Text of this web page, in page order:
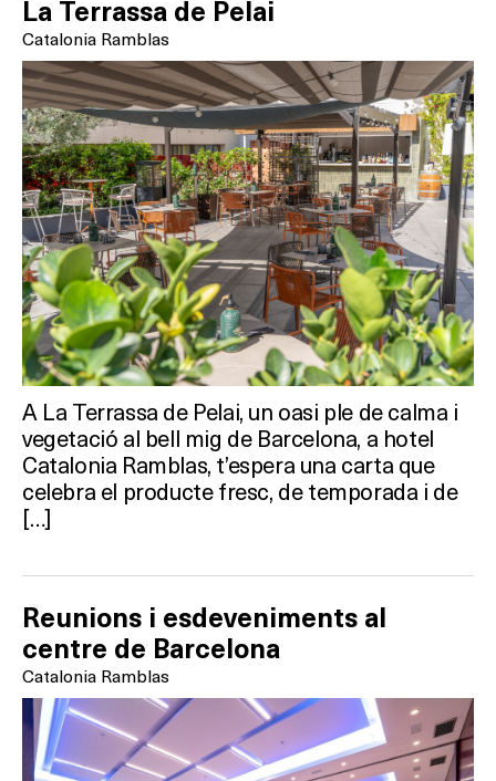
Què vols fer?
TERRASSES
BARS
SPAS
La Terrassa de Pelai
Catalonia Ramblas
A La Terrassa de Pelai, un oasi ple de calma i
vegetació al bell mig de Barcelona, a hotel
Catalonia Ramblas, t’espera una carta que
celebra el producte fresc, de temporada i de
[…]
Reunions i esdeveniments al
centre de Barcelona
Catalonia Ramblas